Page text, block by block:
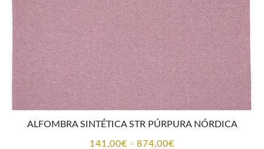
ALFOMBRA SINTÉTICA STR PÚRPURA NÓRDICA
141,00€ - 874,00€Rango